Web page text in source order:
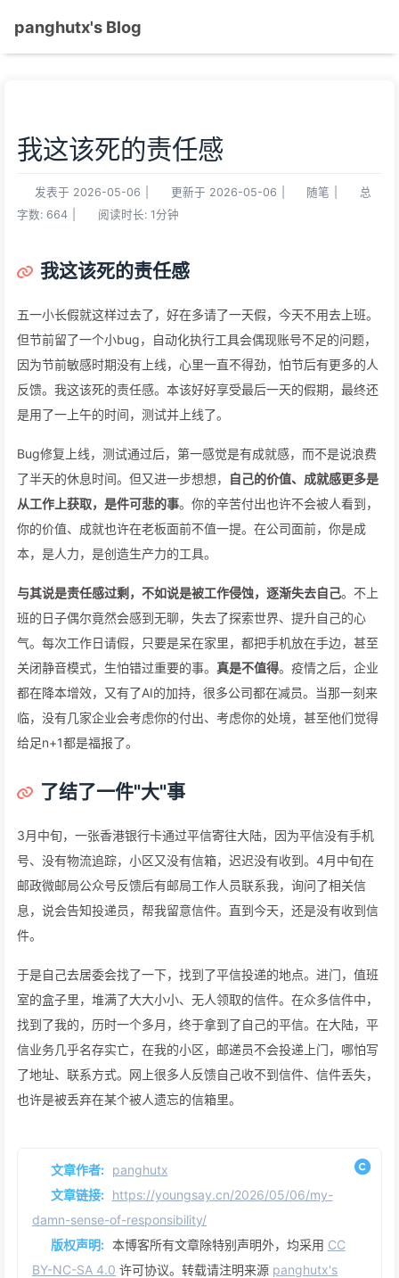
panghutx's Blog
我这该死的责任感
发表于 2026-05-06 更新于 2026-05-06 随笔
总
字数: 664 阅读时长: 1分钟
我这该死的责任感
五一小长假就这样过去了，好在多请了一天假，今天不用去上班。
但节前留了一个小bug，自动化执行工具会偶现账号不足的问题，
因为节前敏感时期没有上线，心里一直不得劲，怕节后有更多的人
反馈。我这该死的责任感。本该好好享受最后一天的假期，最终还
是用了一上午的时间，测试并上线了。
Bug修复上线，测试通过后，第一感觉是有成就感，而不是说浪费
了半天的休息时间。但又进一步想想，
自己的价值、成就感更多是
从工作上获取，是件可悲的事。你的辛苦付出也许不会被人看到，
你的价值、成就也许在老板面前不值一提。在公司面前，你是成
本，是人力，是创造生产力的工具。
与其说是责任感过剩，不如说是被工作侵蚀，逐渐失去自己。不上
班的日子偶尔竟然会感到无聊，失去了探索世界、提升自己的心
气。每次工作日请假，只要是呆在家里，都把手机放在手边，甚至
关闭静音模式，生怕错过重要的事。 真是不值得。疫情之后，企业
都在降本增效，又有了AI的加持，很多公司都在减员。当那一刻来
临，没有几家企业会考虑你的付出、考虑你的处境，甚至他们觉得
给足n+1都是福报了。
了结了一件"大"事
3月中旬，一张香港银行卡通过平信寄往大陆，因为平信没有手机
号、没有物流追踪，小区又没有信箱，迟迟没有收到。4月中旬在
邮政微邮局公众号反馈后有邮局工作人员联系我，询问了相关信
息，说会告知投递员，帮我留意信件。直到今天，还是没有收到信
件。
于是自己去居委会找了一下，找到了平信投递的地点。进门，值班
室的盒子里，堆满了大大小小、无人领取的信件。在众多信件中，
找到了我的，历时一个多月，终于拿到了自己的平信。在大陆，平
信业务几乎名存实亡，在我的小区，邮递员不会投递上门，哪怕写
了地址、联系方式。网上很多人反馈自己收不到信件、信件丢失，
也许是被丢弃在某个被人遗忘的信箱里。
文章作者: panghutx
文章链接: https://youngsay.cn/2026/05/06/my-
damn-sense-of-responsibility/
版权声明: 本博客所有文章除特别声明外，均采用 CC
BY-NC-SA 4.0 许可协议。转载请注明来源 panghutx's